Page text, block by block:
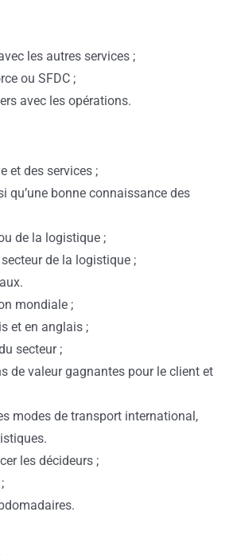
les autres services ;
ou SFDC ;
avec les opérations.
et des services ;
qu’une bonne connaissance des
de la logistique ;
de la logistique ;
mondiale ;
et en anglais ;
secteur ;
de valeur gagnantes pour le client et
modes de transport international,
les décideurs ;